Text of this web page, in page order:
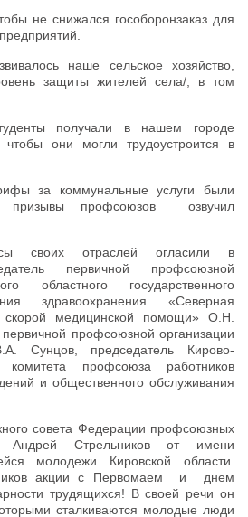
не снижался гособоронзаказ для
наше сельское хозяйство,
защиты жителей села/, в том
получали в нашем городе
они могли трудоустроится в
за коммунальные услуги были
профсоюзов озвучил
своих отраслей огласили в
первичной профсоюзной
областного государственного
здравоохранения «Северная
скорой медицинской помощи» О.Н.
профсоюзной организации
Сунцов, председатель Кирово-
комитета профсоюза работников
и общественного обслуживания
совета Федерации профсоюзных
Андрей Стрельников от имени
молодежи Кировской области
акции с Первомаем и днем
трудящихся! В своей речи он
сталкиваются молодые люди